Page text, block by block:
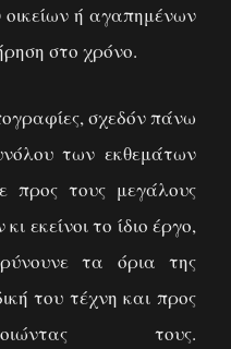
ή αγαπημένων
στο χρόνο.
σχεδόν πάνω
των εκθεμάτων
προς τους μεγάλους
εκείνοι το ίδιο έργο,
τα όρια της
του τέχνη και προς
τους.